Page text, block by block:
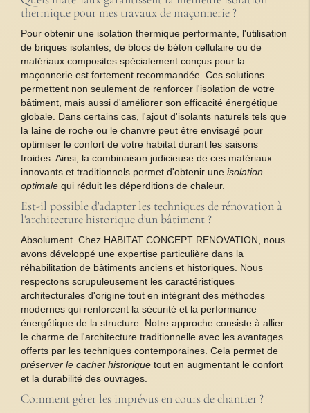
thermique pour mes travaux de maçonnerie ?
Pour obtenir une isolation thermique performante, l'utilisation
de briques isolantes, de blocs de béton cellulaire ou de
matériaux composites spécialement conçus pour la
maçonnerie est fortement recommandée. Ces solutions
permettent non seulement de renforcer l'isolation de votre
bâtiment, mais aussi d'améliorer son efficacité énergétique
globale. Dans certains cas, l'ajout d'isolants naturels tels que
la laine de roche ou le chanvre peut être envisagé pour
optimiser le confort de votre habitat durant les saisons
froides. Ainsi, la combinaison judicieuse de ces matériaux
innovants et traditionnels permet d'obtenir une isolation
optimale qui réduit les déperditions de chaleur.
Est-il possible d'adapter les techniques de rénovation à
l'architecture historique d'un bâtiment ?
Absolument. Chez HABITAT CONCEPT RENOVATION, nous
avons développé une expertise particulière dans la
réhabilitation de bâtiments anciens et historiques. Nous
respectons scrupuleusement les caractéristiques
architecturales d'origine tout en intégrant des méthodes
modernes qui renforcent la sécurité et la performance
énergétique de la structure. Notre approche consiste à allier
le charme de l'architecture traditionnelle avec les avantages
offerts par les techniques contemporaines. Cela permet de
préserver le cachet historique tout en augmentant le confort
et la durabilité des ouvrages.
Comment gérer les imprévus en cours de chantier ?